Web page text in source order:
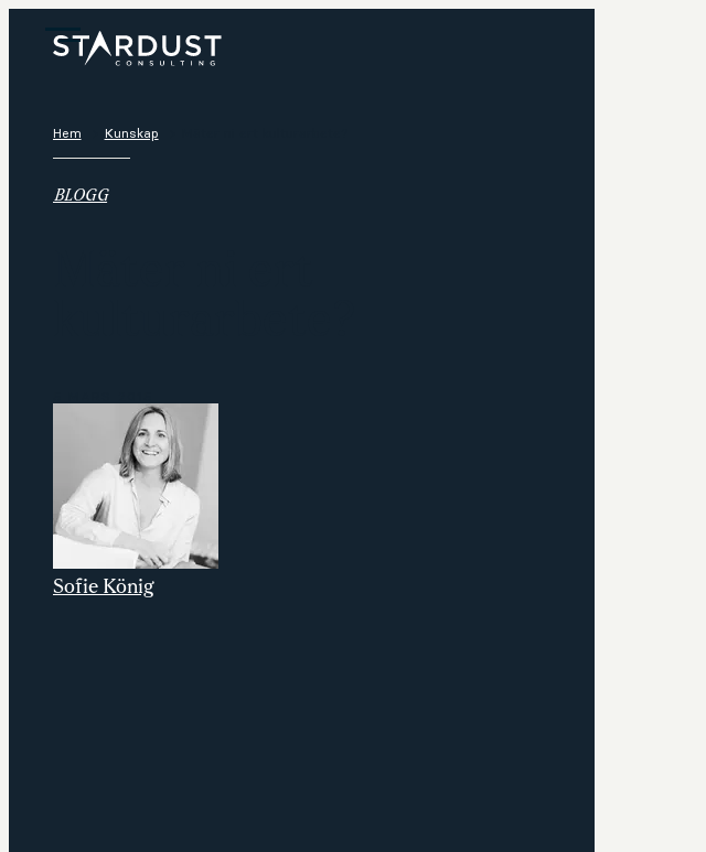
Hem Kunskap
BLOGG
Sofie König